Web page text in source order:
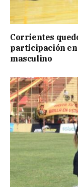
Corrientes
participación
masculino